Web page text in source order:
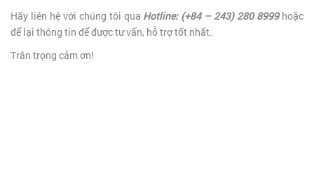
Hãy liên hệ với chúng tôi qua Hotline: (+84 – 243) 280 8999hoặc
để lại thông tin để được tư vấn, hỗ trợ tốt nhất.
Trân trọng cảm ơn!